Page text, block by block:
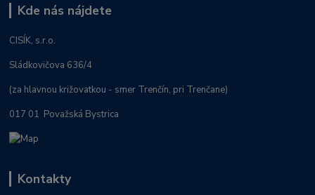
Kde nás nájdete
CISÍK, s.r.o.
Sládkovičova 636/4
(za hlavnou križovatkou - smer Trenčín, pri Trenčane)
017 01 Považská Bystrica
Kontakty